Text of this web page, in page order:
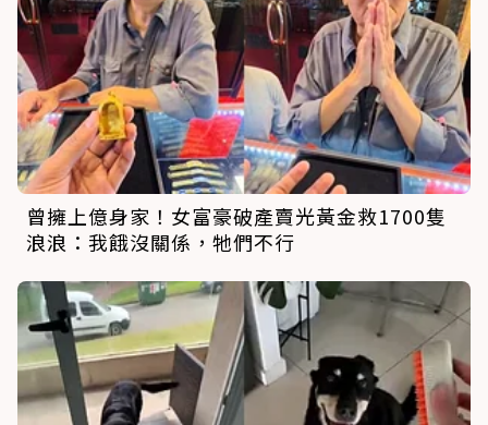
曾擁上億身家！女富豪破產賣光黃金救1700隻
浪浪：我餓沒關係，牠們不行